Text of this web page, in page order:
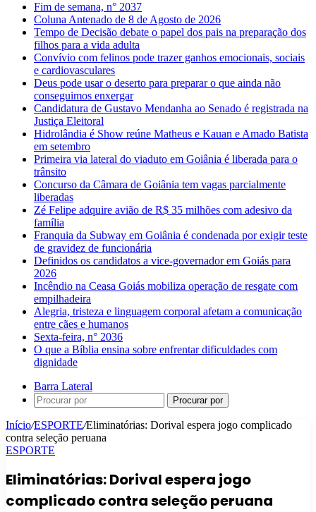
Fim de semana, n° 2037
Coluna Antenado de 8 de Agosto de 2026
Tempo de Decisão debate o papel dos pais na preparação dos
filhos para a vida adulta
Convívio com felinos pode trazer ganhos emocionais, sociais
e cardiovasculares
Deus pode usar o deserto para preparar o que ainda não
conseguimos enxergar
Candidatura de Gustavo Mendanha ao Senado é registrada na
Justiça Eleitoral
Hidrolândia é Show reúne Matheus e Kauan e Amado Batista
em setembro
Primeira via lateral do viaduto em Goiânia é liberada para o
trânsito
Concurso da Câmara de Goiânia tem vagas parcialmente
liberadas
Zé Felipe adquire avião de R$ 35 milhões com adesivo da
família
Franquia da Subway em Goiânia é condenada por exigir teste
de gravidez de funcionária
Definidos os candidatos a vice-governador em Goiás para
2026
Incêndio na Ceasa Goiás mobiliza operação de resgate com
empilhadeira
Alegria, tristeza e linguagem corporal afetam a comunicação
entre cães e humanos
Sexta-feira, n° 2036
O que a Bíblia ensina sobre enfrentar dificuldades com
dignidade
Barra Lateral
Procurar por
Início/ESPORTE/Eliminatórias: Dorival espera jogo complicado
contra seleção peruana
ESPORTE
Eliminatórias: Dorival espera jogo
complicado contra seleção peruana